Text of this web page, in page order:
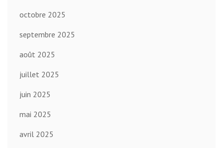
octobre 2025
septembre 2025
août 2025
juillet 2025
juin 2025
mai 2025
avril 2025